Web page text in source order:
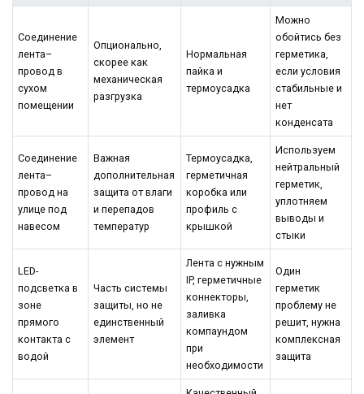
Соединение
лента–
провод в
сухом
помещении
Опционально,
скорее как
механическая
разгрузка
Нормальная
пайка и
термоусадка
Можно
обойтись без
герметика,
если условия
стабильные и
нет
конденсата
Соединение
лента–
провод на
улице под
навесом
Важная
дополнительная
защита от влаги
и перепадов
температур
Термоусадка,
герметичная
коробка или
профиль с
крышкой
Используем
нейтральный
герметик,
уплотняем
выводы и
стыки
LED-
подсветка в
зоне
прямого
контакта с
водой
Часть системы
защиты, но не
единственный
элемент
Лента с нужным
IP, герметичные
коннекторы,
заливка
компаундом
при
необходимости
Один
герметик
проблему не
решит, нужна
комплексная
защита